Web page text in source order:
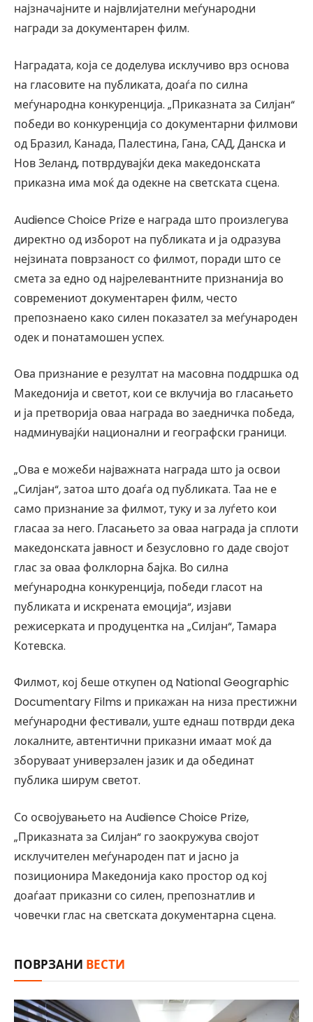
најзначајните и највлијателни меѓународни
награди за документарен филм.
Наградата, која се доделува исклучиво врз основа
на гласовите на публиката, доаѓа по силна
меѓународна конкуренција. „Приказната за Силјан“
победи во конкуренција со документарни филмови
од Бразил, Канада, Палестина, Гана, САД, Данска и
Нов Зеланд, потврдувајќи дека македонската
приказна има моќ да одекне на светската сцена.
Audience Choice Prize е награда што произлегува
директно од изборот на публиката и ја одразува
нејзината поврзаност со филмот, поради што се
смета за едно од најрелевантните признанија во
современиот документарен филм, често
препознаено како силен показател за меѓународен
одек и понатамошен успех.
Ова признание е резултат на масовна поддршка од
Македонија и светот, кои се вклучија во гласањето
и ја претворија оваа награда во заедничка победа,
надминувајќи национални и географски граници.
„Ова е можеби најважната награда што ја освои
„Силјан“, затоа што доаѓа од публиката. Таа не е
само признание за филмот, туку и за луѓето кои
гласаа за него. Гласањето за оваа награда ја сплоти
македонската јавност и безусловно го даде својот
глас за оваа фолклорна бајка. Во силна
меѓународна конкуренција, победи гласот на
публиката и искрената емоција“, изјави
режисерката и продуцентка на „Силјан“, Тамара
Котевска.
Филмот, кој беше откупен од National Geographic
Documentary Films и прикажан на низа престижни
меѓународни фестивали, уште еднаш потврди дека
локалните, автентични приказни имаат моќ да
зборуваат универзален јазик и да обединат
публика ширум светот.
Со освојувањето на Audience Choice Prize,
„Приказната за Силјан“ го заокружува својот
исклучителен меѓународен пат и јасно ја
позиционира Македонија како простор од кој
доаѓаат приказни со силен, препознатлив и
човечки глас на светската документарна сцена.
ПОВРЗАНИ ВЕСТИ